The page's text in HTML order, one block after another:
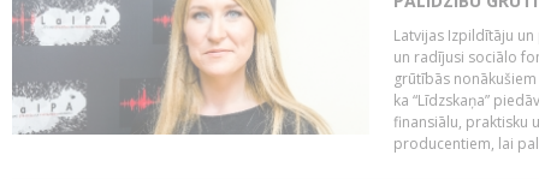
Latvijas Izpildītāju
un radījusi sociālo
grūtībās
ka “Līdzskaņa”
finansiālu, praktisku
producentiem, lai